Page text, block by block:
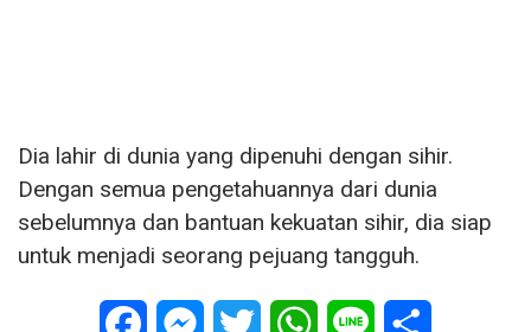
Dia lahir di dunia yang dipenuhi dengan sihir.
Dengan semua pengetahuannya dari dunia
sebelumnya dan bantuan kekuatan sihir, dia siap
untuk menjadi seorang pejuang tangguh.
FacebookMessenger
Twitter WhatsApp
Line